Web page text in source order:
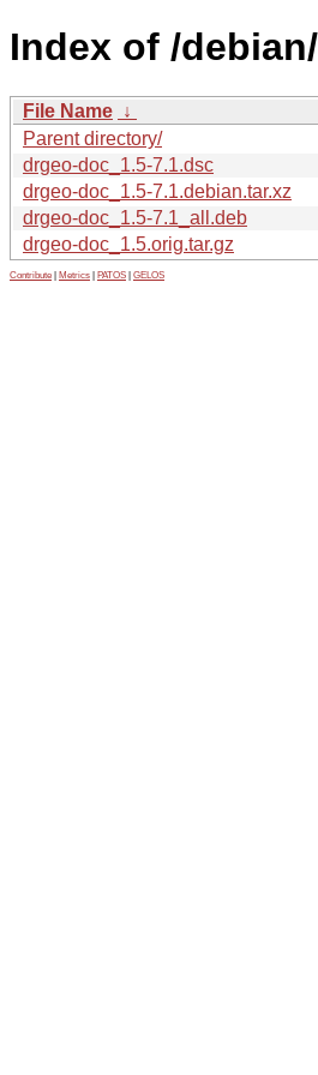
Index of /
File Name ↓
Parent directory/
drgeo-doc_1.5-7.1.dsc
drgeo-doc_1.5-7.1.debian.tar.xz
drgeo-doc_1.5-7.1_all.deb
drgeo-doc_1.5.orig.tar.gz
Contribute Metrics PATOS GELOS